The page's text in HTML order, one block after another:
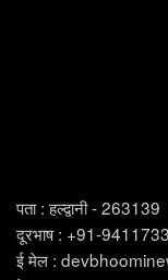
पता : हल्द्वानी - 263139
दूरभाष : +91-
ई मेल :